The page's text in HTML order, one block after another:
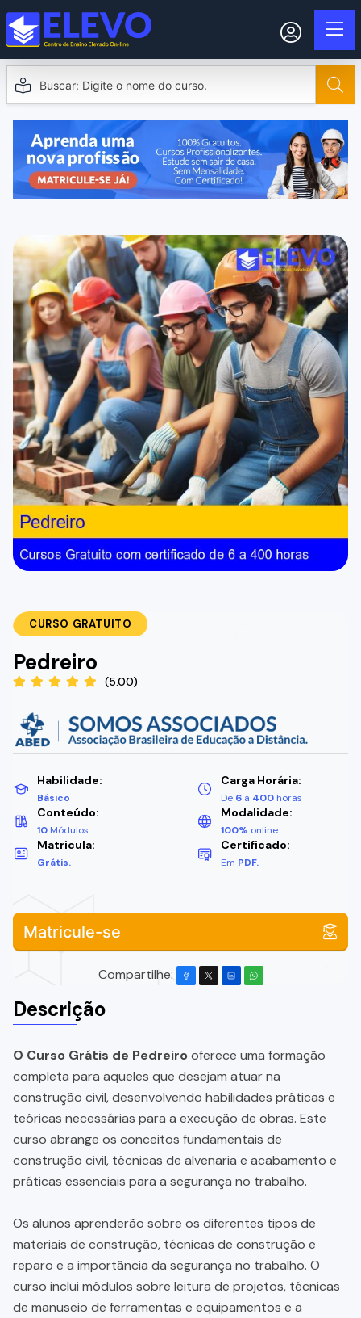
CURSO GRATUITO
Pedreiro
(5.00)
Habilidade:
Básico
Carga Horária:
De 6 a 400 horas
Conteúdo:
10 Módulos
Modalidade:
100% online.
Matricula:
Grátis.
Certificado:
Em PDF.
Matricule-se
Compartilhe:
Descrição
O Curso Grátis de Pedreirooferece uma formação
completa para aqueles que desejam atuar na
construção civil, desenvolvendo habilidades práticas e
teóricas necessárias para a execução de obras. Este
curso abrange os conceitos fundamentais de
construção civil, técnicas de alvenaria e acabamento e
práticas essenciais para a segurança no trabalho.
Os alunos aprenderão sobre os diferentes tipos de
materiais de construção, técnicas de construção e
reparo e a importância da segurança no trabalho. O
curso inclui módulos sobre leitura de projetos, técnicas
de manuseio de ferramentas e equipamentos e a